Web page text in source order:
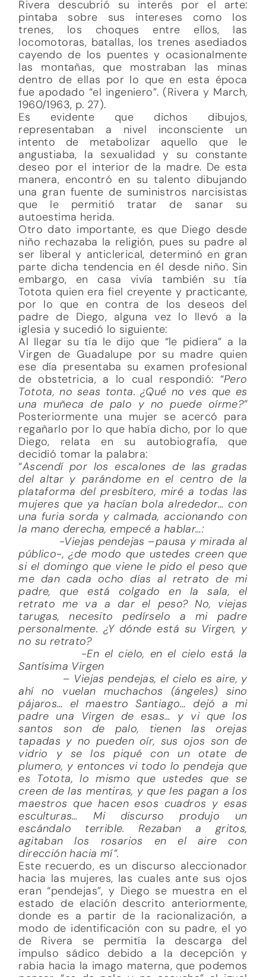
Rivera descubrió su interés por el arte:
pintaba sobre sus intereses como los
trenes, los choques entre ellos, las
locomotoras, batallas, los trenes asediados
cayendo de los puentes y ocasionalmente
las montañas, que mostraban las minas
dentro de ellas por lo que en esta época
fue apodado “el ingeniero”. (Rivera y March,
1960/1963, p. 27).
Es evidente que dichos dibujos,
representaban a nivel inconsciente un
intento de metabolizar aquello que le
angustiaba, la sexualidad y su constante
deseo por el interior de la madre. De esta
manera, encontró en su talento dibujando
una gran fuente de suministros narcisistas
que le permitió tratar de sanar su
autoestima herida.
Otro dato importante, es que Diego desde
niño rechazaba la religión, pues su padre al
ser liberal y anticlerical, determinó en gran
parte dicha tendencia en él desde niño. Sin
embargo, en casa vivía también su tía
Totota quien era fiel creyente y practicante,
por lo que en contra de los deseos del
padre de Diego, alguna vez lo llevó a la
iglesia y sucedió lo siguiente:
Al llegar su tía le dijo que “le pidiera” a la
Virgen de Guadalupe por su madre quien
ese día presentaba su examen profesional
de obstetricia, a lo cual respondió: “Pero
Totota, no seas tonta. ¿Qué no ves que es
una muñeca de palo y no puede oírme?”
Posteriormente una mujer se acercó para
regañarlo por lo que había dicho, por lo que
Diego, relata en su autobiografía, que
decidió tomar la palabra:
“Ascendí por los escalones de las gradas
del altar y parándome en el centro de la
plataforma del presbítero, miré a todas las
mujeres que ya hacían bola alrededor… con
una furia sorda y calmada, accionando con
la mano derecha, empecé a hablar…:
-Viejas pendejas –pausa y mirada al
público-, ¿de modo que ustedes creen que
si el domingo que viene le pido el peso que
me dan cada ocho días al retrato de mi
padre, que está colgado en la sala, el
retrato me va a dar el peso? No, viejas
tarugas, necesito pedírselo a mi padre
personalmente. ¿Y dónde está su Virgen, y
no su retrato?
-En el cielo, en el cielo está la
Santísima Virgen
– Viejas pendejas, el cielo es aire, y
ahí no vuelan muchachos (ángeles) sino
pájaros… el maestro Santiago… dejó a mi
padre una Virgen de esas… y vi que los
santos son de palo, tienen las orejas
tapadas y no pueden oír, sus ojos son de
vidrio y se los piqué con un otate de
plumero, y entonces vi todo lo pendeja que
es Totota, lo mismo que ustedes que se
creen de las mentiras, y que les pagan a los
maestros que hacen esos cuadros y esas
esculturas… Mi discurso produjo un
escándalo terrible. Rezaban a gritos,
agitaban los rosarios en el aire con
dirección hacia mí”.
Este recuerdo, es un discurso aleccionador
hacia las mujeres, las cuales ante sus ojos
eran “pendejas”, y Diego se muestra en el
estado de elación descrito anteriormente,
donde es a partir de la racionalización, a
modo de identificación con su padre, el yo
de Rivera se permitía la descarga del
impulso sádico debido a la decepción y
rabia hacia la imago materna, que podemos